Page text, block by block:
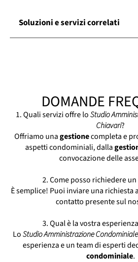
Soluzioni e servizi correlati
Consulenze Condominiali
Contabilità Condominiale
Gestione Condominiale
Manutenzione
Servizio Amministrazione
Chiavari
Servizio Condominiale
Società Amministrazione
Chiavari
DOMANDE
1. Quali servizi offre loStudio
Chiavari?
Offriamo unagestionecompleta e
aspetti condominiali, dalla
convocazione delle
2. Come posso richiedere un
È semplice! Puoi inviare una
contatto presente sul
3. Qual è la vostra
LoStudio Amministrazione
esperienza e un team di esperti
condominiale.